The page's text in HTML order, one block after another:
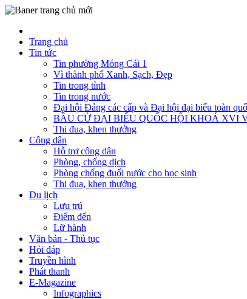
Trang chủ
Tin tức
Tin phường Móng Cái 1
Vì thành phố Xanh, Sạch, Đẹp
Tin trong tỉnh
Tin trong nước
Đại hội Đảng các cấp và Đại hội đại biểu toàn
BẦU CỬ ĐẠI BIỂU QUỐC HỘI KHOÁ XVI
Thi đua, khen thưởng
Công dân
Hỗ trợ công dân
Phòng, chống dịch
Phòng chống đuối nước cho học sinh
Thi đua, khen thưởng
Du lịch
Lưu trú
Điểm đến
Lữ hành
Văn bản - Thủ tục
Hỏi đáp
Truyền hình
Phát thanh
E-Magazine
Infographics